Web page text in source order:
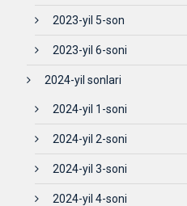
2023-yil 5-son
2023-yil 6-soni
2024-yil sonlari
2024-yil 1-soni
2024-yil 2-soni
2024-yil 3-soni
2024-yil 4-soni